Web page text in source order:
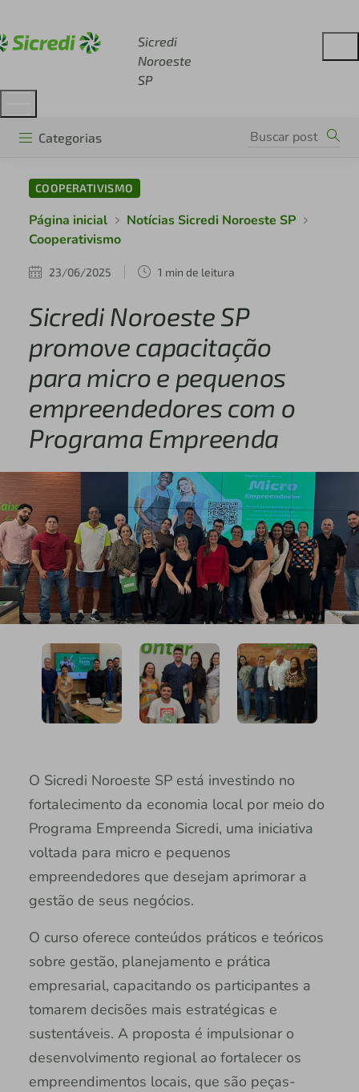
Sicredi
Noroeste
SP
Categorias
COOPERATIVISMO
Página inicial
Notícias Sicredi Noroeste SP
Cooperativismo
23/06/2025 1 min de leitura
Sicredi Noroeste SP
promove capacitação
para micro e pequenos
empreendedores com o
Programa Empreenda
O Sicredi Noroeste SP está investindo no
fortalecimento da economia local por meio do
Programa Empreenda Sicredi, uma iniciativa
voltada para micro e pequenos
empreendedores que desejam aprimorar a
gestão de seus negócios.
O curso oferece conteúdos práticos e teóricos
sobre gestão, planejamento e prática
empresarial, capacitando os participantes a
tomarem decisões mais estratégicas e
sustentáveis. A proposta é impulsionar o
desenvolvimento regional ao fortalecer os
empreendimentos locais, que são peças-